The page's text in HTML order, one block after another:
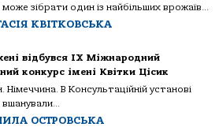
може зібрати один із найбільших врожаїв...
КВІТКОВСЬКА
відбувся IX Міжнародний
конкурс імені Квітки Цісик
В Консультаційній установі
вшанували...
ОСТРОВСЬКА